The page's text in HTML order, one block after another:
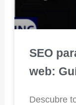
SEO
web:
Descubre